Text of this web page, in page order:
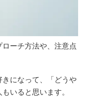
ーチ方法や、注意点
になって、「どうや
いると思います。